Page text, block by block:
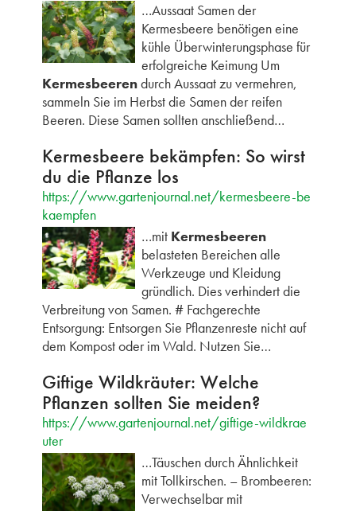
…Aussaat Samen der
Kermesbeere benötigen eine
kühle Überwinterungsphase für
erfolgreiche Keimung Um
Kermesbeerendurch Aussaat zu vermehren,
sammeln Sie im Herbst die Samen der reifen
Beeren. Diese Samen sollten anschließend…
Kermesbeere bekämpfen: So wirst
du die Pflanze los
https://www.gartenjournal.net/kermesbeere-be
kaempfen
…mit Kermesbeeren
belasteten Bereichen alle
Werkzeuge und Kleidung
gründlich. Dies verhindert die
Verbreitung von Samen. # Fachgerechte
Entsorgung: Entsorgen Sie Pflanzenreste nicht auf
dem Kompost oder im Wald. Nutzen Sie…
Giftige Wildkräuter: Welche
Pflanzen sollten Sie meiden?
https://www.gartenjournal.net/giftige-wildkrae
uter
…Täuschen durch Ähnlichkeit
mit Tollkirschen. – Brombeeren:
Verwechselbar mit